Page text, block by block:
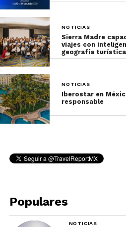
NOTICIAS
Sierra Madre
viajes con
geografía turística
NOTICIAS
Iberostar en
responsable
Populares
NOTICIAS